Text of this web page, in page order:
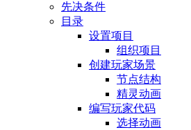
先决条件
目录
设置项目
组织项目
创建玩家场景
节点结构
精灵动画
编写玩家代码
选择动画